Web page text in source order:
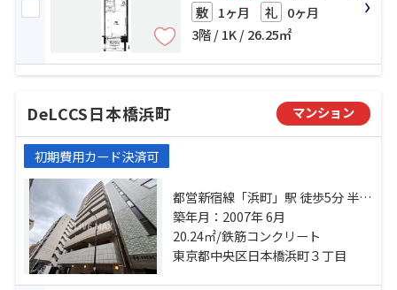
敷 1ヶ月 礼 0ヶ月
3階 / 1K / 26.25㎡
DeLCCS日本橋浜町 マンション
初期費用カード決済可
都営新宿線「浜町」駅 徒歩5分 半蔵
門線「水天宮前」駅 徒歩9分 日比谷
線「人形町」駅 徒歩12分
築年月：2007年 6月
20.24㎡/鉄筋コンクリート
東京都中央区日本橋浜町３丁目